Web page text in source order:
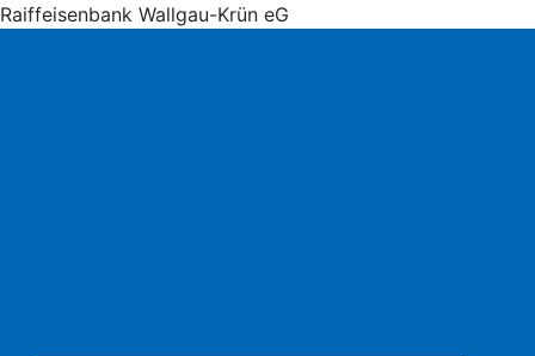
Raiffeisenbank Wallgau-Krün eG